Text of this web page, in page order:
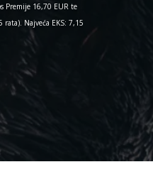
Premije 16,70 EUR te
rata). Najveća EKS: 7,15